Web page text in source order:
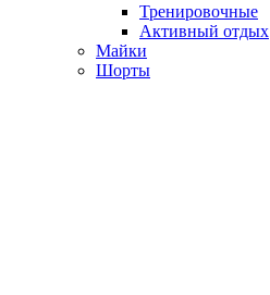
Тренировочные
Активный отдых
Майки
Шорты